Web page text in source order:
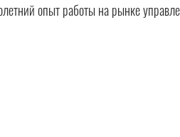
опыт работы на рынке